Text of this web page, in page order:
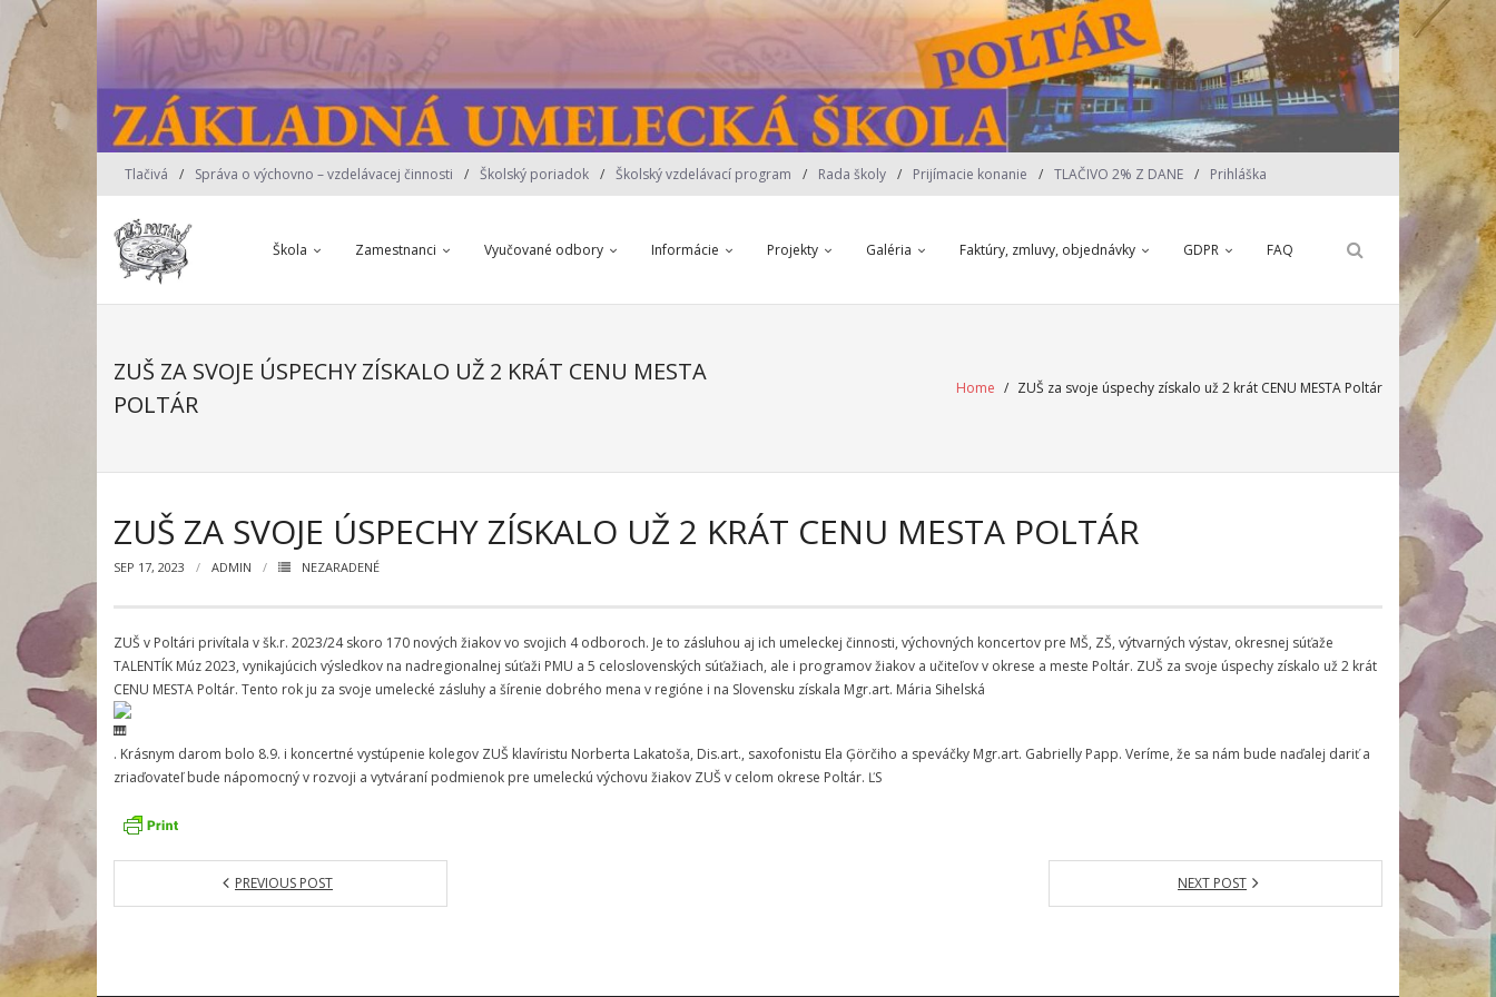
Tlačivá Správa o výchovno – vzdelávacej činnosti Školský poriadok Školský vzdelávací program Rada školy Prijímacie konanie TLAČIVO 2% Z DANE Prihláška
Škola Zamestnanci Vyučované odbory Informácie Projekty Galéria Faktúry, zmluvy, objednávky GDPR FAQ
ZUŠ ZA SVOJE ÚSPECHY ZÍSKALO UŽ 2 KRÁT CENU MESTA
POLTÁR
Home / ZUŠ za svoje úspechy získalo už 2 krát CENU MESTA Poltár
ZUŠ ZA SVOJE ÚSPECHY ZÍSKALO UŽ 2 KRÁT CENU MESTA POLTÁR
SEP 17, 2023 ADMIN NEZARADENÉ
ZUŠ v Poltári privítala v šk.r. 2023/24 skoro 170 nových žiakov vo svojich 4 odboroch. Je to zásluhou aj ich umeleckej činnosti, výchovných koncertov pre MŠ, ZŠ, výtvarných výstav, okresnej súťaže
TALENTÍK Múz 2023, vynikajúcich výsledkov na nadregionalnej súťaži PMU a 5 celoslovenských súťažiach, ale i programov žiakov a učiteľov v okrese a meste Poltár. ZUŠ za svoje úspechy získalo už 2 krát
CENU MESTA Poltár. Tento rok ju za svoje umelecké zásluhy a šírenie dobrého mena v regióne i na Slovensku získala Mgr.art. Mária Sihelská
. Krásnym darom bolo 8.9. i koncertné vystúpenie kolegov ZUŠ klavíristu Norberta Lakatoša, Dis.art., saxofonistu Ela Ģörčiho a speváčky Mgr.art. Gabrielly Papp. Veríme, že sa nám bude naďalej dariť a
zriaďovateľ bude nápomocný v rozvoji a vytváraní podmienok pre umeleckú výchovu žiakov ZUŠ v celom okrese Poltár. ĽS
PREVIOUS POST NEXT POST